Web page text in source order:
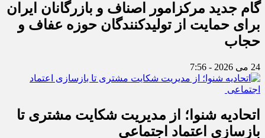
گام جدید مرکزامور اصناف و بازرگانان ایران
برای حمایت از تولیدکنندگان حوزه عفاف و
حجاب
24 می 2026 - 7:56
اتحادیه شنوا؛ از مدیریت شکایت مشتری تا
بازسازی اعتماد اجتماعی ‌